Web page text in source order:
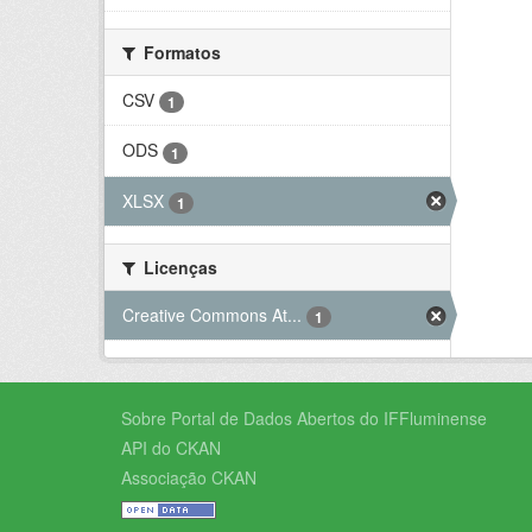
Formatos
CSV
1
ODS 1
XLSX 1
Licenças
Creative Commons At...
1
Sobre Portal de Dados Abertos do IFFluminense
API do CKAN
Associação CKAN